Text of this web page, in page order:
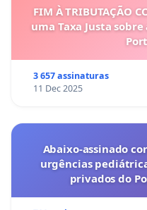
FIM À TRIBUTAÇÃO
uma Taxa Justa
3 657 assinaturas
11 Dec 2025
Abaixo-assinado
urgências
privados do